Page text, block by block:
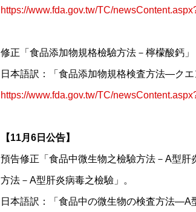
https://www.fda.gov.tw/TC/
修正「食品添加物規格檢驗方法－檸檬酸鈣
日本語訳：「食品添加物規格検査方法—ク
https://www.fda.gov.tw/TC/
【11月6日公告】
預告修正「食品中微生物之檢驗方法－A型
方法－A型肝炎病毒之檢驗」。
日本語訳：「食品中の微生物の検査方法—A